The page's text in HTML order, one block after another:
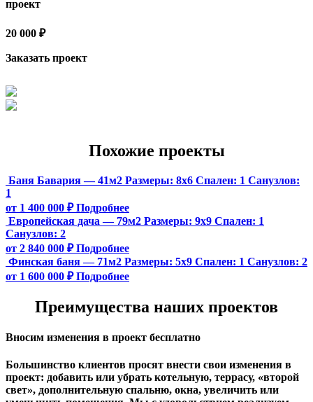
проект
20 000 ₽
Заказать проект
Похожие проекты
Баня Бавария — 41м2 Размеры: 8х6 Спален: 1 Санузлов:
1
от 1 400 000 ₽ Подробнее
Европейская дача — 79м2 Размеры: 9х9 Спален: 1
Санузлов: 2
от 2 840 000 ₽ Подробнее
Финская баня — 71м2 Размеры: 5х9 Спален: 1 Санузлов: 2
от 1 600 000 ₽ Подробнее
Преимущества наших проектов
Вносим изменения в проект бесплатно
Большинство клиентов просят внести свои изменения в
проект: добавить или убрать котельную, террасу, «второй
свет», дополнительную спальню, окна, увеличить или